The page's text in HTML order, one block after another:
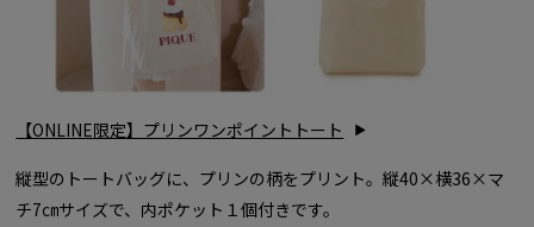
【ONLINE限定】プリンワンポイントトート
縦型のトートバッグに、プリンの柄をプリント。縦40×横36×マ
チ7㎝サイズで、内ポケット１個付きです。